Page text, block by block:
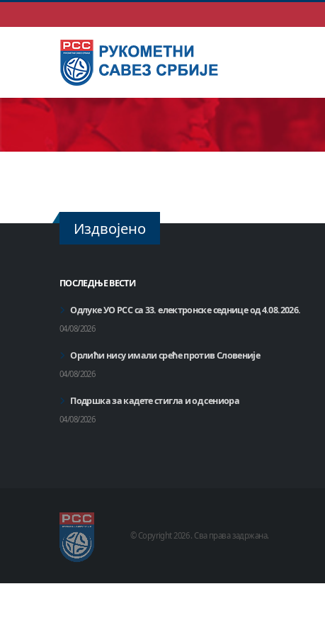
Издвојено
ПОСЛЕДЊЕ ВЕСТИ
Одлуке УО РСС са 33. електронске седнице од 4.08.2026.
04/08/2026
Орлићи нису имали среће против Словеније
04/08/2026
Подршка за кадете стигла и од сениора
04/08/2026
© Copyright 2026 . Сва права задржана.